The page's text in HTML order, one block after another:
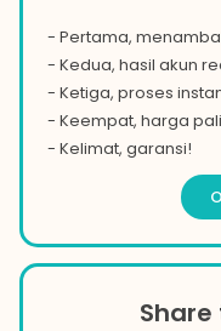
- Pertama,
- Kedua, hasil akun
- Ketiga, proses
- Keempat, harga
- Kelimat, garansi!
Share